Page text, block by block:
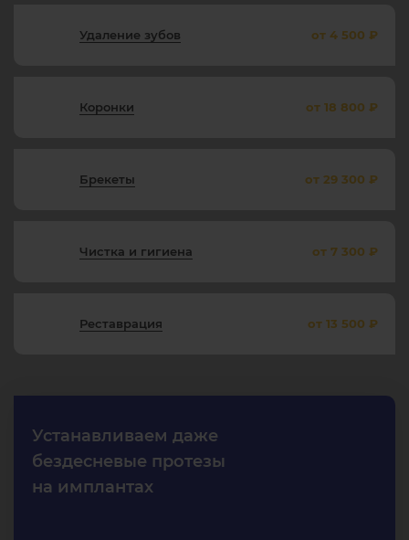
Удаление зубов от 4 500 ₽
Коронки от 18 800 ₽
Брекеты от 29 300 ₽
Чистка и гигиена от 7 300 ₽
Реставрация от 13 500 ₽
Устанавливаем даже
бездесневые протезы
на имплантах